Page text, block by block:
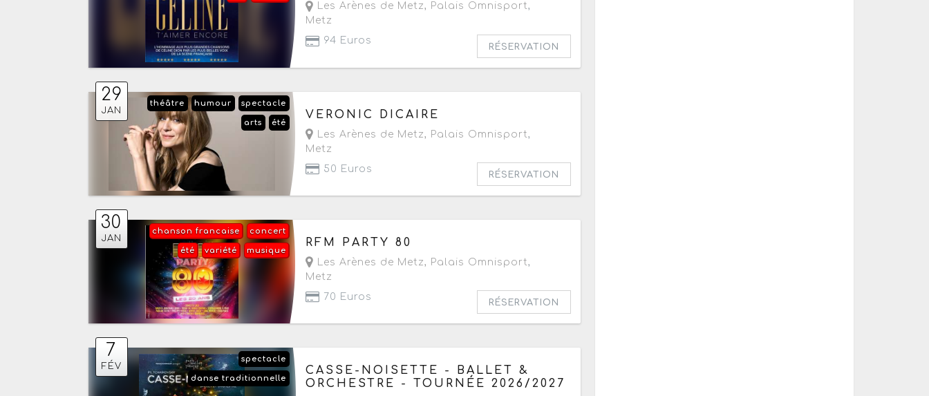
Les Arènes de Metz, Palais Omnisport,
Metz
94 Euros
RÉSERVATION
29
JAN
spectacle
humour
théâtre
été
arts
Le vendredi 29 janvier 2027
VERONIC DICAIRE
Les Arènes de Metz, Palais Omnisport,
Metz
50 Euros
RÉSERVATION
30
JAN
concert
chanson francaise
musique
variété
été
Le samedi 30 janvier 2027
RFM PARTY 80
Les Arènes de Metz, Palais Omnisport,
Metz
70 Euros
RÉSERVATION
7
FÉV
spectacle
danse traditionnelle
Le dimanche 7 février 2027 à partir de 16h
CASSE-NOISETTE - BALLET &
ORCHESTRE - TOURNÉE 2026/2027